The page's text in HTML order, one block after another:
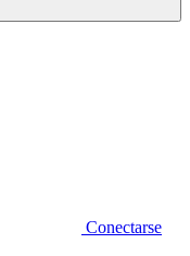
Conectarse